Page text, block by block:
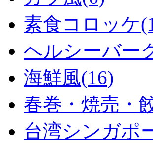
素食コロッケ
ヘルシーバー
海鮮風(16)
春巻・焼売・
台湾シンガポ